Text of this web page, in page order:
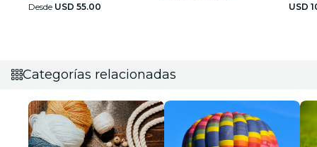
Desde USD 55.00
USD
Categorías relacionadas